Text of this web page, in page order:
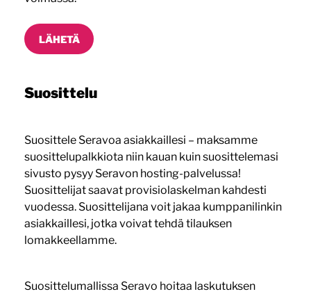
Suosittelu
Suosittele Seravoa asiakkaillesi – maksamme
suosittelupalkkiota niin kauan kuin suosittelemasi
sivusto pysyy Seravon hosting-palvelussa!
Suosittelijat saavat provisiolaskelman kahdesti
vuodessa. Suosittelijana voit jakaa kumppanilinkin
asiakkaillesi, jotka voivat tehdä tilauksen
lomakkeellamme.
Suosittelumallissa Seravo hoitaa laskutuksen